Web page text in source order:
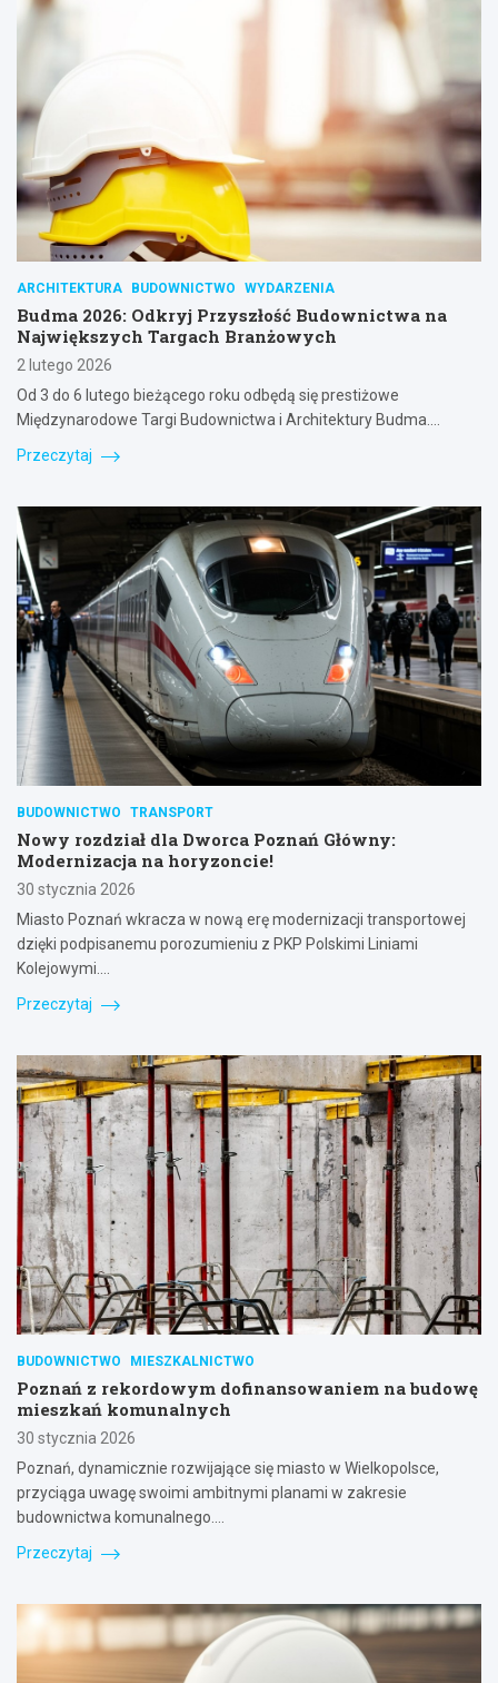
ARCHITEKTURA BUDOWNICTWO WYDARZENIA
Budma 2026: Odkryj Przyszłość Budownictwa na
Największych Targach Branżowych
2 lutego 2026
Od 3 do 6 lutego bieżącego roku odbędą się prestiżowe
Międzynarodowe Targi Budownictwa i Architektury Budma.…
Przeczytaj
BUDOWNICTWO TRANSPORT
Nowy rozdział dla Dworca Poznań Główny:
Modernizacja na horyzoncie!
30 stycznia 2026
Miasto Poznań wkracza w nową erę modernizacji transportowej
dzięki podpisanemu porozumieniu z PKP Polskimi Liniami
Kolejowymi.…
Przeczytaj
BUDOWNICTWO MIESZKALNICTWO
Poznań z rekordowym dofinansowaniem na budowę
mieszkań komunalnych
30 stycznia 2026
Poznań, dynamicznie rozwijające się miasto w Wielkopolsce,
przyciąga uwagę swoimi ambitnymi planami w zakresie
budownictwa komunalnego.…
Przeczytaj